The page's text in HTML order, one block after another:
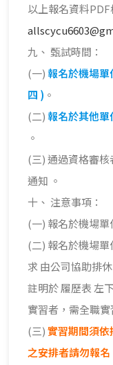
以上報名資料
九、 甄試時間：
(一)報名於機場
四 ) 。
(二)報名於其他
。
(三) 通過資格審
通知 。
十、 注意事項：
(一) 報名於機場單
(二) 報名於機場
求 由公司協助排
註明於 履歷表 左
實習者，需全職實
(三)實習期間須依
之安排者請勿報名